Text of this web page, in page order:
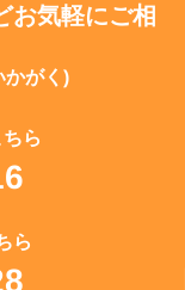
お気軽にご相
かがく)
ら
ら